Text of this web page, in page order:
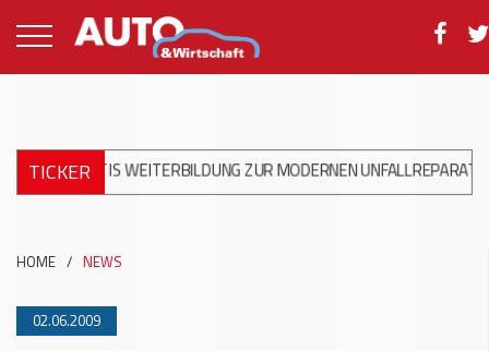
TICKERWEITERBILDUNG ZUR MODERNEN UNFALLREPARATUR +++
HOME / NEWS
02.06.2009